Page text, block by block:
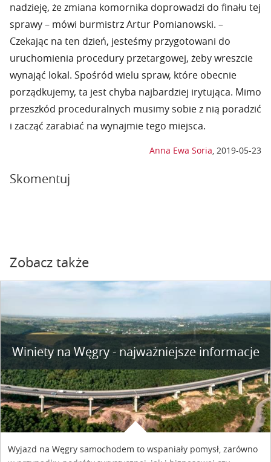
nadzieję, że zmiana komornika doprowadzi do finału tej
sprawy – mówi burmistrz Artur Pomianowski. –
Czekając na ten dzień, jesteśmy przygotowani do
uruchomienia procedury przetargowej, żeby wreszcie
wynająć lokal. Spośród wielu spraw, które obecnie
porządkujemy, ta jest chyba najbardziej irytująca. Mimo
przeszkód proceduralnych musimy sobie z nią poradzić
i zacząć zarabiać na wynajmie tego miejsca.
Anna Ewa Soria, 2019-05-23
Skomentuj
Zobacz także
Winiety na Węgry - najważniejsze informacje
Wyjazd na Węgry samochodem to wspaniały pomysł, zarówno